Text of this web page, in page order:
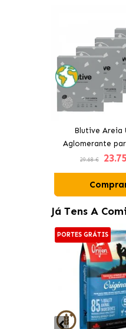
Blutive Areia
Aglomerante
Carvão
29.68 € 23
Já Tens A
PORTES GRÁTIS